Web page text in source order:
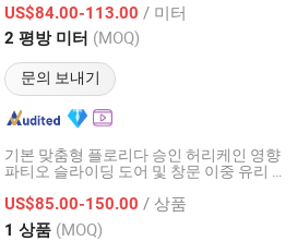
US$84.00-113.00 / 미터
2 평방 미터 (MOQ)
문의 보내기
이후 2016
기본 맞춤형 플로리다 승인 허리케인 영향
파티오 슬라이딩 도어 및 창문 이중 유리 고
US$85.00-150.00 / 상품
1 상품 (MOQ)
Materials Co.,Ltd
이후 2013